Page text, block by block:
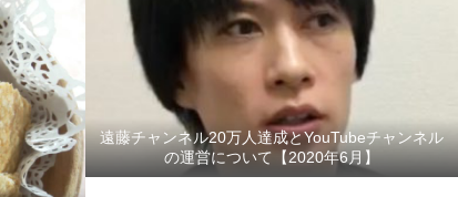
遠藤チャンネル20万人達成とYouTubeチャンネル
の運営について【2020年6月】